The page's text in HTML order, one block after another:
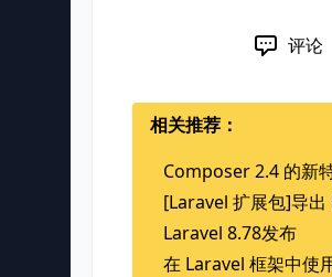
评论
相关推荐：
Composer 2.4 的新
[Laravel 扩展包]导
Laravel 8.78发布
在 Laravel 框架中使